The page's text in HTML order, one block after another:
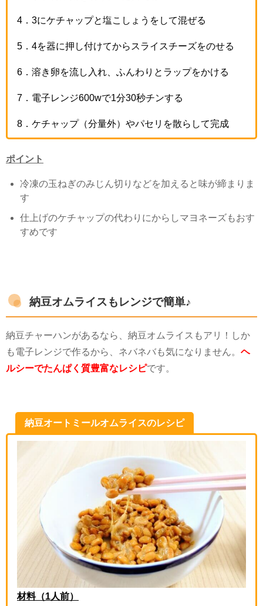
4 ． 3にケチャップと塩こしょうをして混ぜる
5 ． 4を器に押し付けてからスライスチーズをのせる
6 ．溶き卵を流し入れ、ふんわりとラップをかける
7 ．電子レンジ600wで1分30秒チンする
8 ．ケチャップ（分量外）やパセリを散らして完成
ポイント
冷凍の玉ねぎのみじん切りなどを加えると味が締まりま
す
仕上げのケチャップの代わりにからしマヨネーズもおす
すめです
納豆オムライスもレンジで簡単♪
納豆チャーハンがあるなら、納豆オムライスもアリ！しか
も電子レンジで作るから、ネバネバも気になりません。 ヘ
ルシーでたんぱく質豊富なレシピです。
納豆オートミールオムライスのレシピ
材料（1人前）